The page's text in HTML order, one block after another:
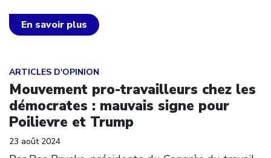
En savoir plus
ARTICLES D'OPINION
Mouvement pro-travailleurs chez les
démocrates : mauvais signe pour
Poilievre et Trump
23 août 2024